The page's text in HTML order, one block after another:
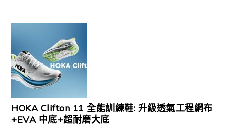
HOKA Clifton 11 全能訓練鞋: 升級透氣工程網布
+EVA 中底+超耐磨大底